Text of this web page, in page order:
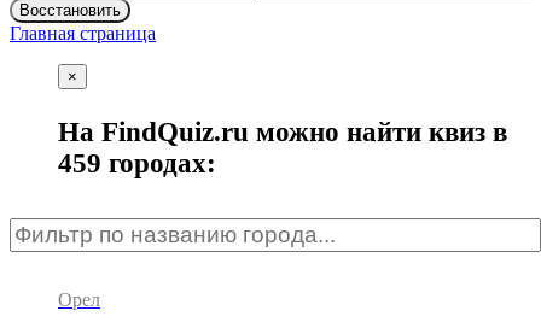
Восстановить
Главная страница
×
На FindQuiz.ru можно найти квиз в
459 городах:
Орел